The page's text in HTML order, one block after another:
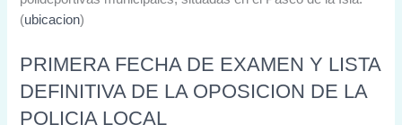
(ubicacion)
PRIMERA FECHA DE EXAMEN Y LISTA
DEFINITIVA DE LA OPOSICION DE LA
POLICIA LOCAL